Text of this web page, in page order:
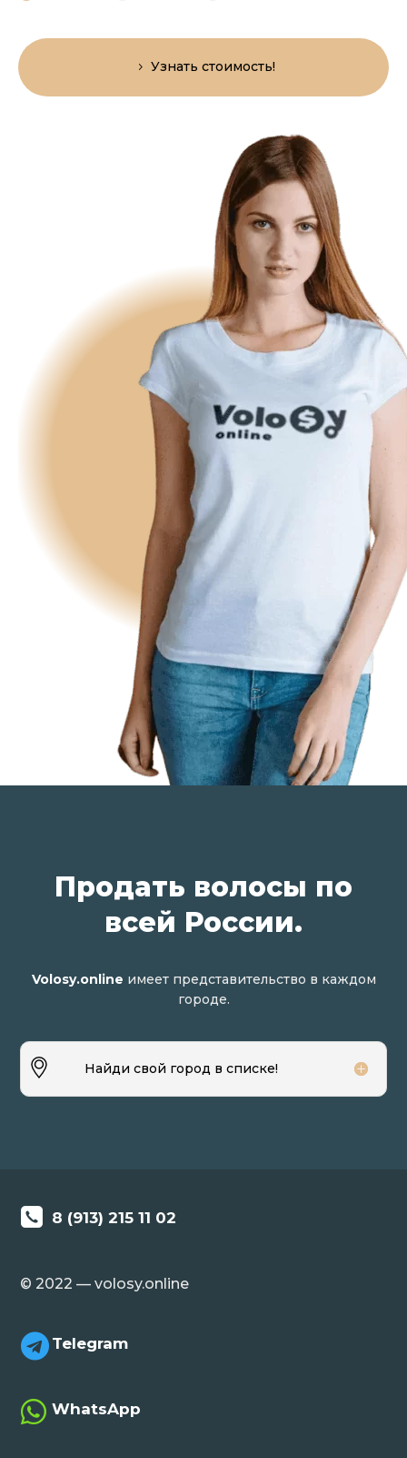
Узнать стоимость!
Продать волосы по
всей России.
Volosy.online имеет представительство в каждом
городе.
Найди свой город в списке!
8 (913) 215 11 02
© 2022 — volosy.online
 Telegram
 WhatsApp